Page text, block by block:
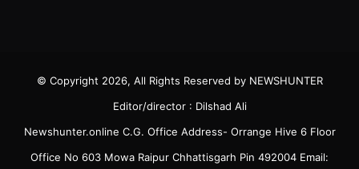
© Copyright 2026, All Rights Reserved by NEWSHUNTER
Editor/director : Dilshad Ali
Newshunter.online C.G. Office Address- Orrange Hive 6 Floor
Office No 603 Mowa Raipur Chhattisgarh Pin 492004 Email: